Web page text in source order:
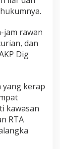
jam rawan
dan
Dig
yang kerap
kawasan
RTA